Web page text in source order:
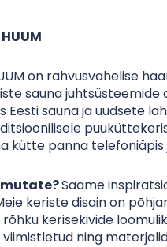
on rahvusvahelise
sauna
Eesti sauna ja uudsete
kütte panna telefoniäpis
Saame
keriste disain on
kerisekivide
ning